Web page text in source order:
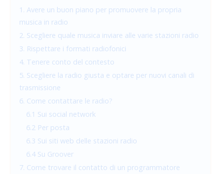
1. Avere un buon piano per promuovere la propria
musica in radio
2. Scegliere quale musica inviare alle varie stazioni radio
3. Rispettare i formati radiofonici
4. Tenere conto del contesto
5. Scegliere la radio giusta e optare per nuovi canali di
trasmissione
6. Come contattare le radio?
6.1 Sui social network
6.2 Per posta
6.3 Sui siti web delle stazioni radio
6.4 Su Groover
7. Come trovare il contatto di un programmatore